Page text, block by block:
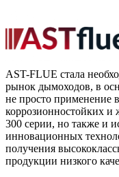
AST-FLUE стала
рынок дымоходов, в
не просто применение
коррозионностойких
300 серии, но также и
инновационных
получения
продукции низкого